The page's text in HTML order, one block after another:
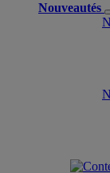
Nouveautés